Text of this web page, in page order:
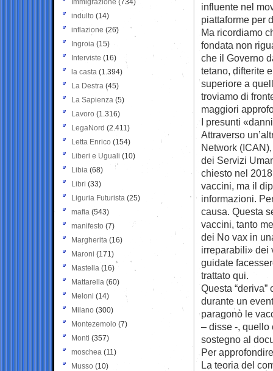
influente nel
piattaforme per
Ma ricordiamo
fondata non
che il Governo
tetano, difterite
superiore a
troviamo di
maggiori
I presunti
Attraverso
Network
dei Servizi
chiesto nel
vaccini, ma il
informazioni.
causa. Questa
vaccini, tanto
dei No vax in
irreparabili» dei
guidate
trattato qui.
Questa
durante un
paragonò le
– disse -, quello
sostegno al
Per
La teoria del
Immigrazione (734)
indulto (14)
inflazione (26)
Ingroia (15)
Interviste (16)
la casta (1.394)
La Destra (45)
La Sapienza (5)
Lavoro (1.316)
LegaNord (2.411)
Letta Enrico (154)
Liberi e Uguali (10)
Libia (68)
Libri (33)
Liguria Futurista (25)
mafia (543)
manifesto (7)
Margherita (16)
Maroni (171)
Mastella (16)
Mattarella (60)
Meloni (14)
Milano (300)
Montezemolo (7)
Monti (357)
moschea (11)
Musso (10)